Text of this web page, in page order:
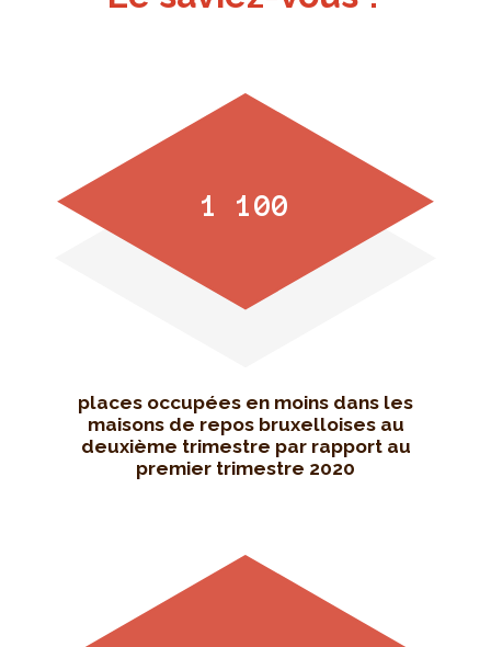
1 100
places occupées en moins dans les
maisons de repos bruxelloises au
deuxième trimestre par rapport au
premier trimestre 2020